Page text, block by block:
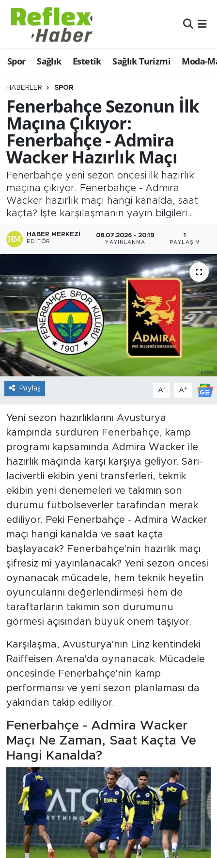
Spor Sağlık Estetik Sağlık Turizmi Moda-
HABERLER SPOR
Fenerbahçe Sezonun İlk
Maçına Çıkıyor:
Fenerbahçe - Admira
Wacker Hazırlık Maçı
Fenerbahçe yeni sezon öncesi ilk hazırlık
maçına çıkıyor. Fenerbahçe - Admira
Wacker hazırlık maçı hangi kanalda, saat
kaçta? İşte karşılaşmanın yayın bilgileri...
HABER MERKEZI
EDITÖR
08.07.2026 - 20:19
YAYINLANMA
1
PAYLAŞIM
Paylaş A- A+
Yeni sezon hazırlıklarını Avusturya
kampında sürdüren Fenerbahçe, kamp
programı kapsamında Admira Wacker ile
hazırlık maçında karşı karşıya geliyor. Sarı-
lacivertli ekibin yeni transferleri, teknik
ekibin yeni denemeleri ve takımın son
durumu futbolseverler tarafından merak
ediliyor. Peki Fenerbahçe - Admira Wacker
maçı hangi kanalda ve saat kaçta
başlayacak? Fenerbahçe'nin hazırlık maçı
şifresiz mi yayınlanacak? Yeni sezon öncesi
oynanacak mücadele, hem teknik heyetin
oyuncularını değerlendirmesi hem de
taraftarların takımın son durumunu
görmesi açısından büyük önem taşıyor.
Karşılaşma, Avusturya'nın Linz kentindeki
Raiffeisen Arena'da oynanacak. Mücadele
öncesinde Fenerbahçe'nin kamp
performansı ve yeni sezon planlaması da
yakından takip ediliyor.
Fenerbahçe - Admira Wacker
Maçı Ne Zaman, Saat Kaçta Ve
Hangi Kanalda?
Eğitim
Estetik
Firmalardan
Güncel
İş ve Ekonomi
Moda-Magazin-Eğlence
Sağlık
Sağlık Turizmi
Sanat
Teknoloji
Nöbetçi Eczaneler
Hava Durumu
Namaz Vakitleri
Trafik Durumu
Şampiyonlar Ligi Puan Durumu ve Fikstür
Tüm Manşetler
Son Dakika Haberleri
Haber Arşivi